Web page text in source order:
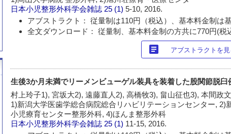
日本小児整形外科学会雑誌 25 (1)5-10, 2016.
アブストラクト： 従量制は110円（税込）、基本料金制は
全文ダウンロード： 従量制、基本料金制の方共に770円(税
article アブストラクトを見
生後3か月未満でリーメンビューゲル装具を装着した股関節脱臼
村上玲子1), 宮坂大2), 遠藤直人2), 高橋牧3), 畠山征也3), 本間政
1)新潟大学医歯学総合病院総合リハビリテーションセンター, 2)
小児療育センター整形外科, 4)ほんま整形外科
日本小児整形外科学会雑誌 25 (1) 11-15, 2016.